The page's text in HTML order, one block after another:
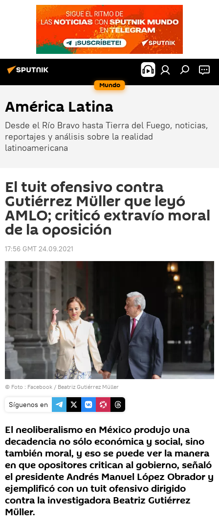
Mundo
América Latina
Desde el Río Bravo hasta Tierra del Fuego, noticias,
reportajes y análisis sobre la realidad
latinoamericana
El tuit ofensivo contra
Gutiérrez Müller que leyó
AMLO; criticó extravío moral
de la oposición
17:56 GMT 24.09.2021
© Foto : Facebook / Beatriz Gutiérrez Müller
Síguenos en
El neoliberalismo en México produjo una
decadencia no sólo económica y social, sino
también moral, y eso se puede ver la manera
en que opositores critican al gobierno, señaló
el presidente Andrés Manuel López Obrador y
ejemplificó con un tuit ofensivo dirigido
contra la investigadora Beatriz Gutiérrez
Müller.